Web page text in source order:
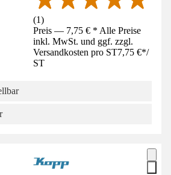
(1)
Preis — 7,75 € * Alle Preise
inkl. MwSt. und ggf. zzgl.
Versandkosten pro ST7,75 €*/
ST